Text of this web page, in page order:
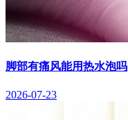
脚部有痛风能用热水泡吗
2026-07-23